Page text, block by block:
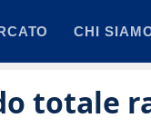
CHI
totale